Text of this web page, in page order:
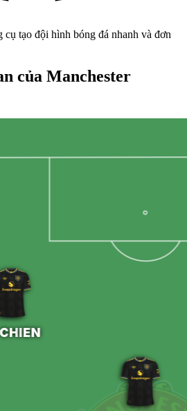
tạo đội hình bóng đá nhanh và đơn
của Manchester